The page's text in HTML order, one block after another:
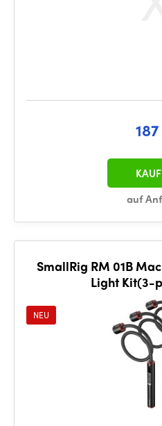
auf
SmallRig RM 01B
Light Kit(3-
NEU